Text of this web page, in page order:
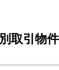
取引物